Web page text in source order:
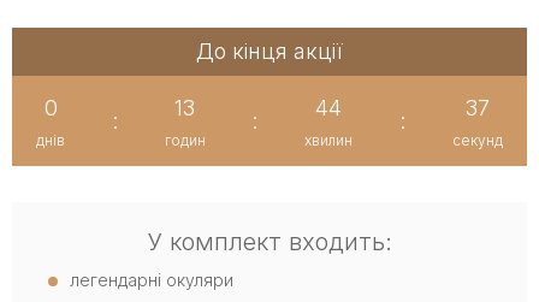
До кінця акції
0
днів
:
13
годин
:
44
хвилин
:
37
секунд
У комплект входить:
легендарні окуляри